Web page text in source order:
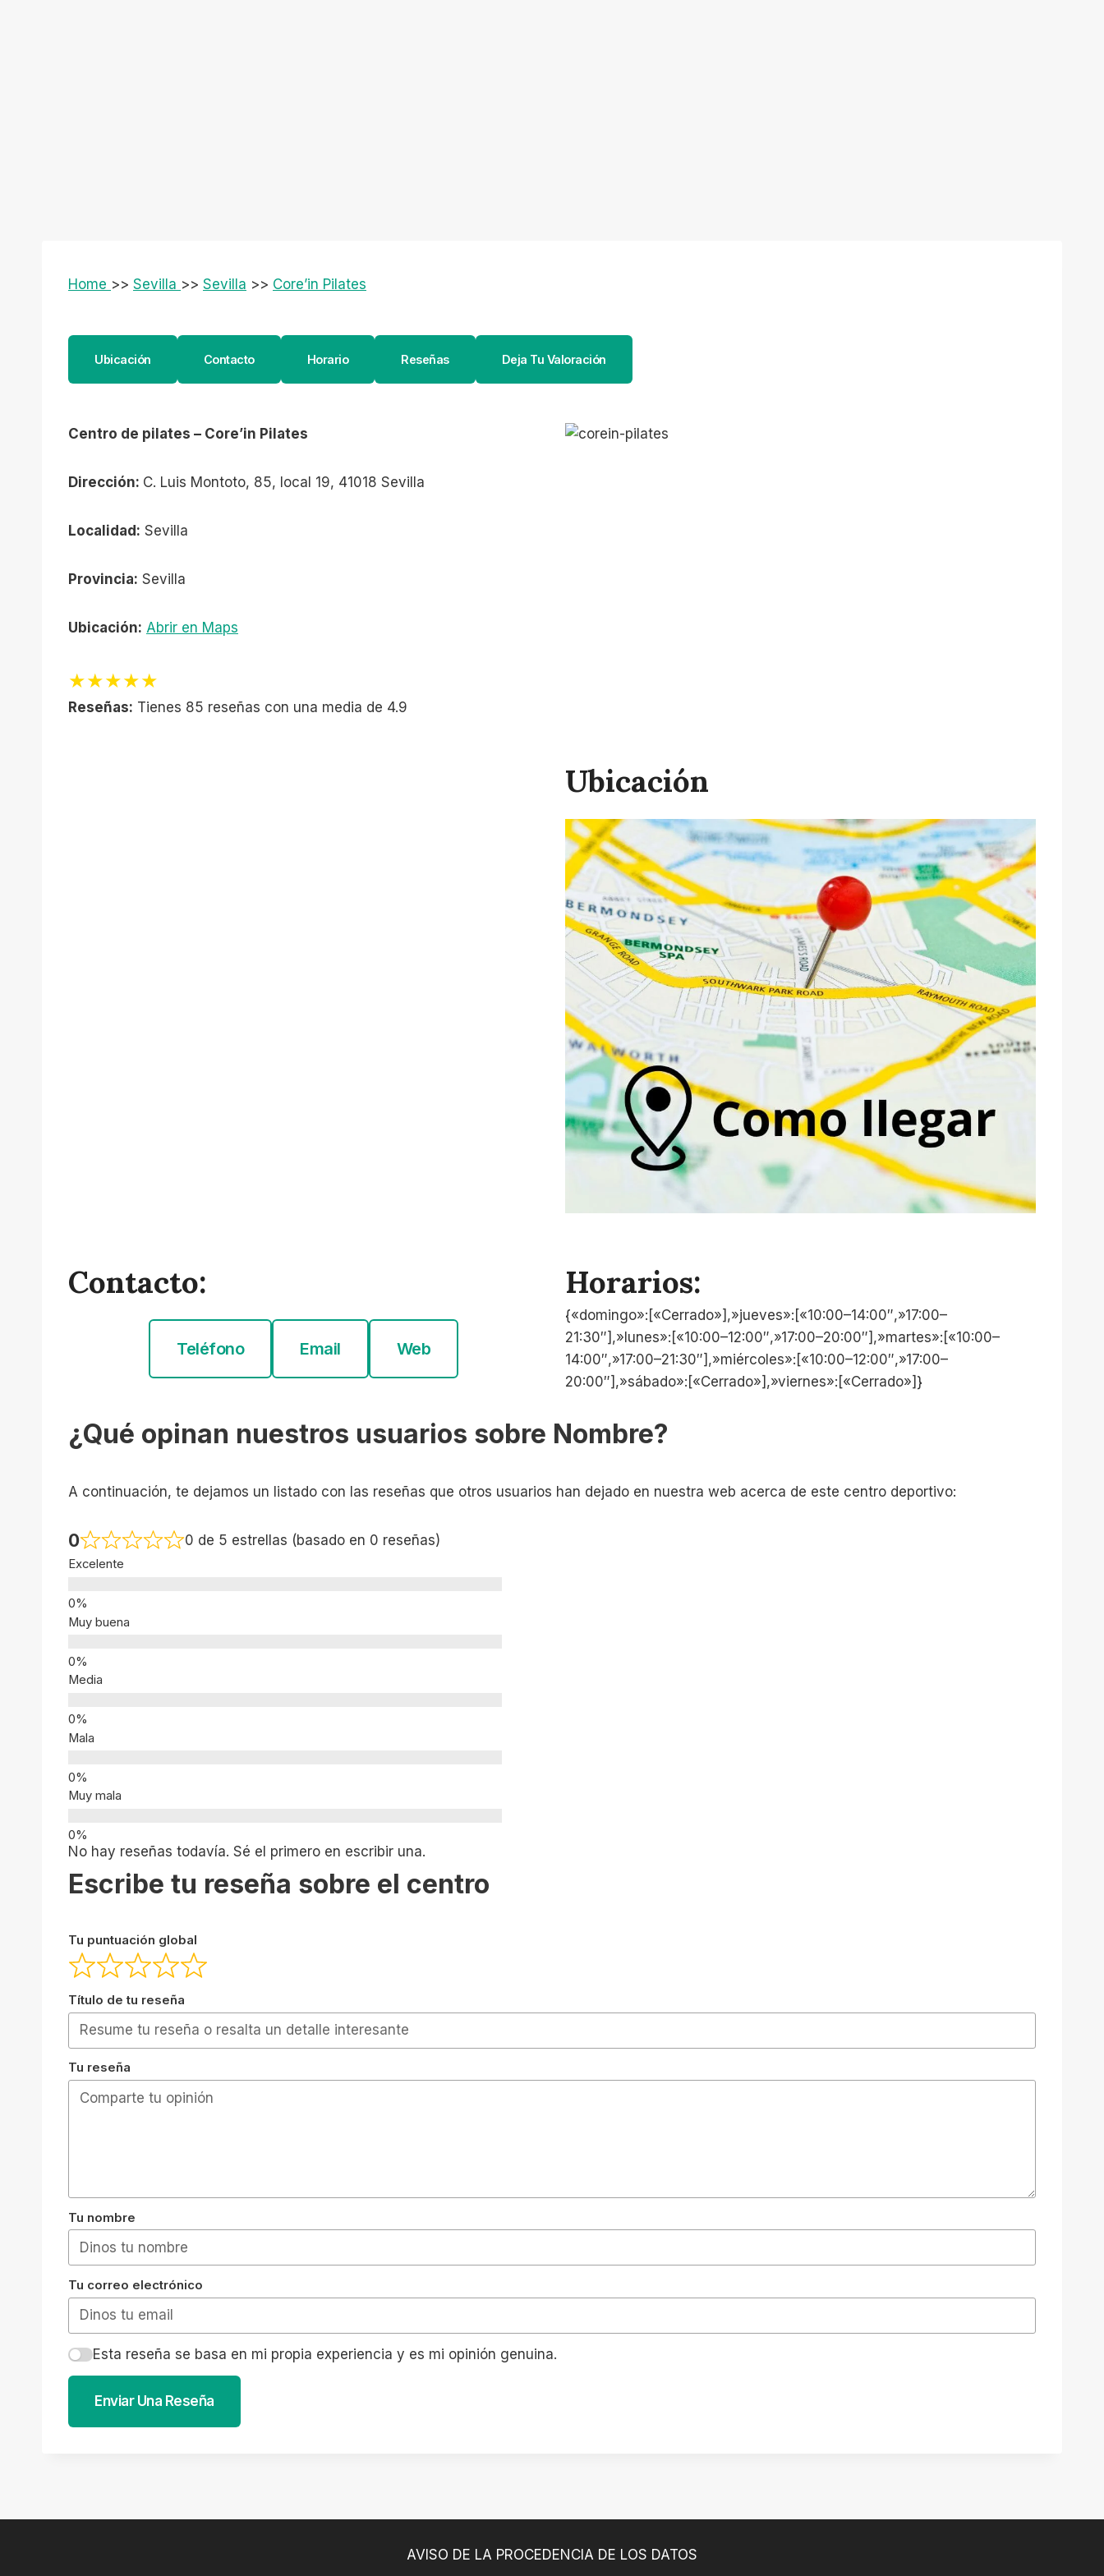
Home >> Sevilla >> Sevilla >> Core’in Pilates
Ubicación Contacto Horario Reseñas Deja Tu Valoración
Centro de pilates – Core’in Pilates
Dirección: C. Luis Montoto, 85, local 19, 41018 Sevilla
Localidad: Sevilla
Provincia: Sevilla
Ubicación: Abrir en Maps
★★★★★
Reseñas: Tienes 85 reseñas con una media de 4.9
Ubicación
Contacto:
Teléfono Email Web
Horarios:
{«domingo»:[«Cerrado»],»jueves»:[«10:00–14:00″,»17:00–
21:30″],»lunes»:[«10:00–12:00″,»17:00–20:00″],»martes»:[«10:00–
14:00″,»17:00–21:30″],»miércoles»:[«10:00–12:00″,»17:00–
20:00″],»sábado»:[«Cerrado»],»viernes»:[«Cerrado»]}
¿Qué opinan nuestros usuarios sobre Nombre?
A continuación, te dejamos un listado con las reseñas que otros usuarios han dejado en nuestra web acerca de este centro deportivo:
0 0 de 5 estrellas (basado en 0 reseñas)
Excelente
Muy buena
Media
Mala
Muy mala
No hay reseñas todavía. Sé el primero en escribir una.
Escribe tu reseña sobre el centro
Tu puntuación global
Título de tu reseña
Tu reseña
Tu nombre
Tu correo electrónico
Esta reseña se basa en mi propia experiencia y es mi opinión genuina.
Enviar Una Reseña
AVISO DE LA PROCEDENCIA DE LOS DATOS